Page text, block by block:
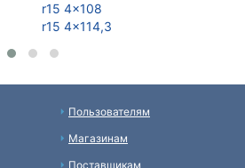
r15 4x108
r15 4x114,3
Пользователям
Магазинам
Поставщикам